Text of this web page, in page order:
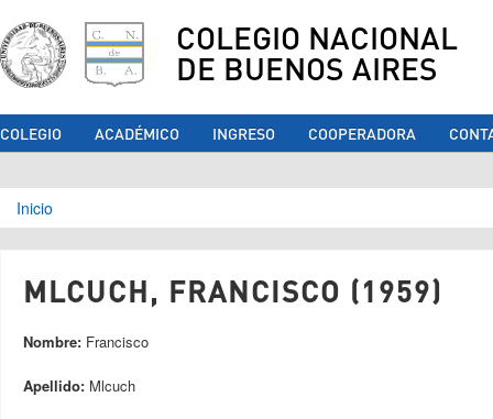
COLEGIO NACIONAL
DE BUENOS AIRES
COLEGIO ACADÉMICO INGRESO COOPERADORA
Se encuentra usted aquí
Inicio
MLCUCH, FRANCISCO (1959)
Nombre: Francisco
Apellido: Mlcuch